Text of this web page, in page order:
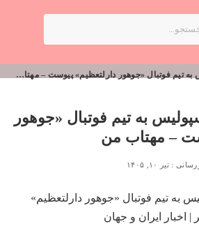
تیم فوتبال «جوهور دارلتعظیم» پیوست – مهتاب من
به تیم فوتبال «جوهور
– مهتاب من
: تیر ۱۰, ۱۴۰۵